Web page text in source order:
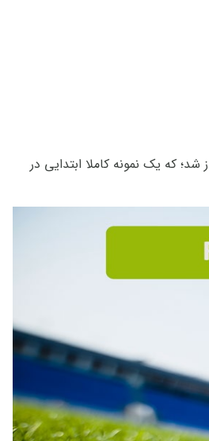
که یک نمونه کاملا ابتدایی در